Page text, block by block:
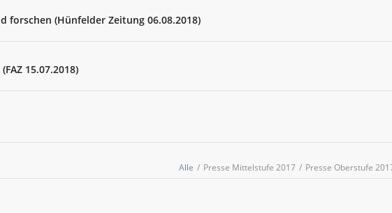
forschen (Hünfelder Zeitung 06.08.2018)
15.07.2018)
Alle / Presse Mittelstufe 2017 / Presse Oberstufe